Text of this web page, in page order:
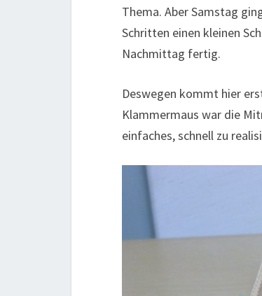
Thema. Aber Samstag
Schritten einen kleinen
Nachmittag fertig.
Deswegen kommt hier
Klammermaus war die
einfaches, schnell zu